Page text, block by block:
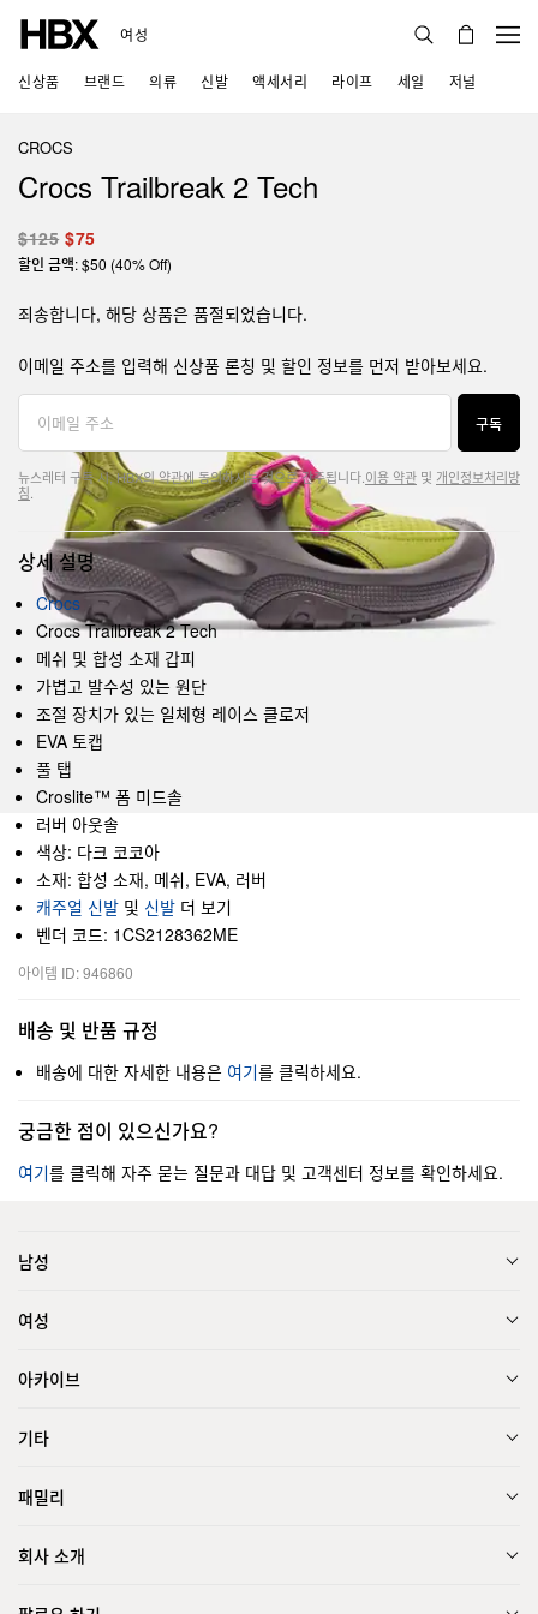
여성
신상품 브랜드 의류 신발 액세서리 라이프 세일 저널
CROCS
Crocs Trailbreak 2 Tech
$125 $75
할인 금액: $50 (40% Off)
죄송합니다, 해당 상품은 품절되었습니다.
이메일 주소를 입력해 신상품 론칭 및 할인 정보를 먼저 받아보세요.
구독
뉴스레터 구독 시, HBX의 약관에 동의하시는 것으로 간주됩니다. 이용 약관 및 개인정보처리방
침
상세 설명
Crocs
Crocs Trailbreak 2 Tech
메쉬 및 합성 소재 갑피
가볍고 발수성 있는 원단
조절 장치가 있는 일체형 레이스 클로저
EVA 토캡
풀 탭
Croslite™ 폼 미드솔
러버 아웃솔
색상: 다크 코코아
소재: 합성 소재, 메쉬, EVA, 러버
캐주얼 신발 및 신발 더 보기
벤더 코드: 1CS2128362ME
아이템 ID: 946860
배송 및 반품 규정
배송에 대한 자세한 내용은 여기를 클릭하세요.
궁금한 점이 있으신가요?
여기를 클릭해 자주 묻는 질문과 대답 및 고객센터 정보를 확인하세요.
남성
여성
아카이브
기타
패밀리
회사 소개